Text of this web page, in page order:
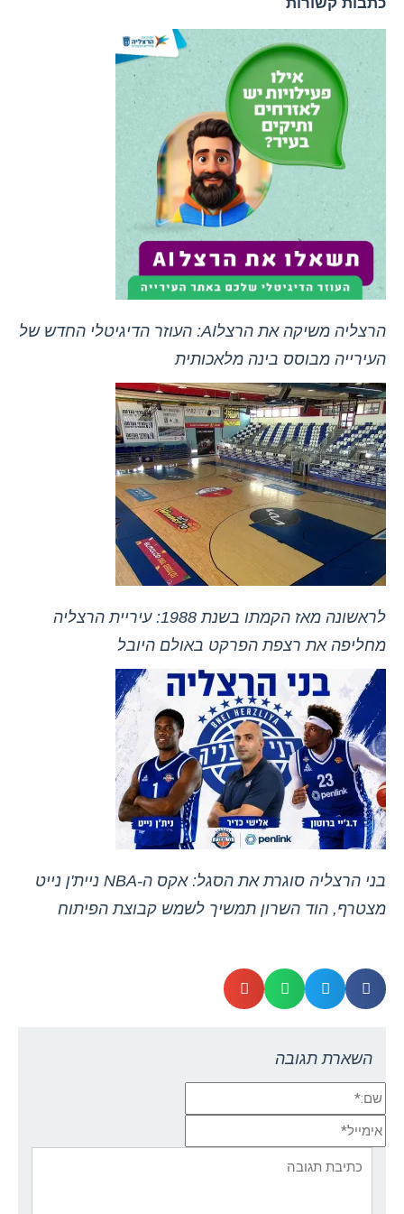
כתבות קשורות
הרצליה משיקה את הרצלAI: העוזר הדיגיטלי החדש של
העירייה מבוסס בינה מלאכותית
לראשונה מאז הקמתו בשנת 1988: עיריית הרצליה
מחליפה את רצפת הפרקט באולם היובל
בני הרצליה סוגרת את הסגל: אקס ה-NBA ניית'ן נייט
מצטרף, הוד השרון תמשיך לשמש קבוצת הפיתוח
השארת תגובה
שם:*
אימייל*
אתר:תגובה